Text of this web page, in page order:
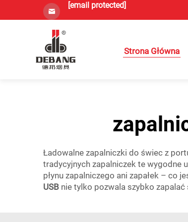
[email protected]
Strona Główna
Ładowalne zapalniczki do świec z
tradycyjnych zapalniczek te wygodne
płynu zapalniczego ani zapałek – co
USB nie tylko pozwala szybko